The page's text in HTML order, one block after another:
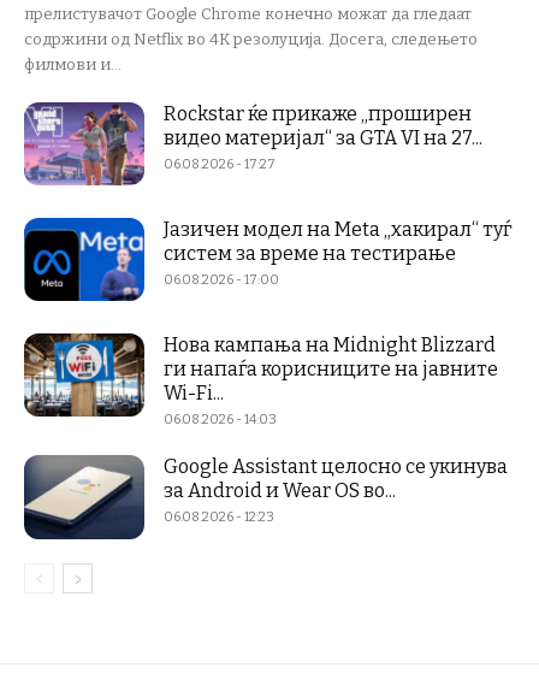
прелистувачот Google Chrome конечно можат да гледаат
содржини од Netflix во 4K резолуција. Досега, следењето
филмови и...
Rockstar ќе прикаже „проширен
видео материјал“ за GTA VI на 27...
06.08.2026 - 17:27
Јазичен модел на Meta „хакирал“ туѓ
систем за време на тестирање
06.08.2026 - 17:00
Нова кампања на Midnight Blizzard
ги напаѓа корисниците на јавните
Wi-Fi...
06.08.2026 - 14:03
Google Assistant целосно се укинува
за Android и Wear OS во...
06.08.2026 - 12:23